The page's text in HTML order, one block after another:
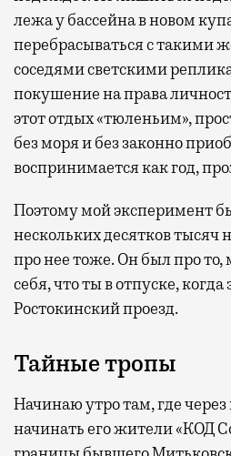
лежа у бассейна в новом
перебрасываться с такими
соседями светскими
покушение на права
этот отдых «тюленьим»,
без моря и без законно
воспринимается как год,
Поэтому мой эксперимент
нескольких десятков тысяч
про нее тоже. Он был про
себя, что ты в отпуске,
Ростокинский проезд.
Тайные тропы
Начинаю утро там, где через
начинать его жители «КОД